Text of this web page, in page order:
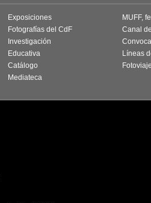
Exposiciones
Fotografías del CdF
Investigación
Educativa
Catálogo
Mediateca
MUFF,
Canal
Líneas